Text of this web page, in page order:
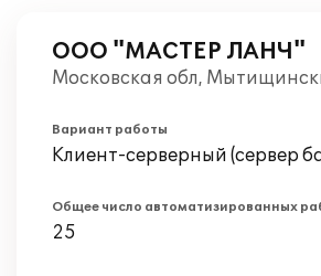
ООО "МАСТЕР ЛАНЧ"
Московская обл,
Вариант работы
Клиент-серверный (сервер
Общее число автоматизированных
25